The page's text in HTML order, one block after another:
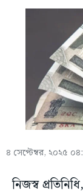
৪ সেপ্টেম্বর, ২০২৫
নিজস্ব